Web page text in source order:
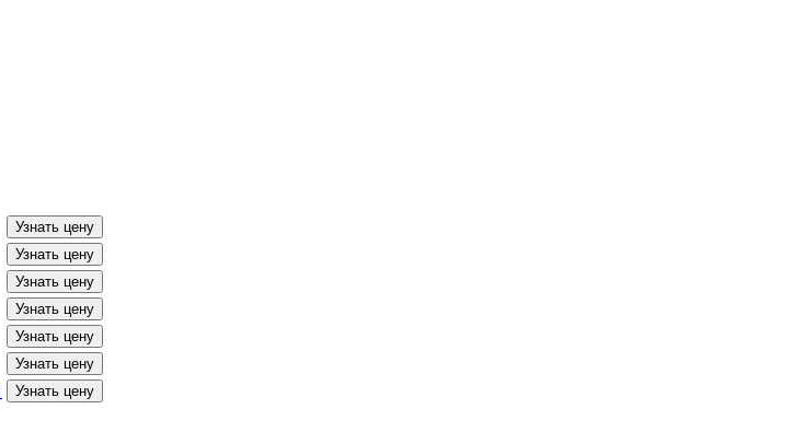
Узнать цену
Узнать цену
Узнать цену
Узнать цену
Узнать цену
Узнать цену
Узнать цену